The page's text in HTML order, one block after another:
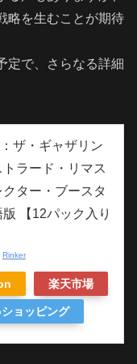
略を生むことが期待
定で、さらなる詳細
ザ・ギャザリン
トラード・リマス
クター・ブースタ
【12パック入り
Rinker
楽天市場
ョッピング